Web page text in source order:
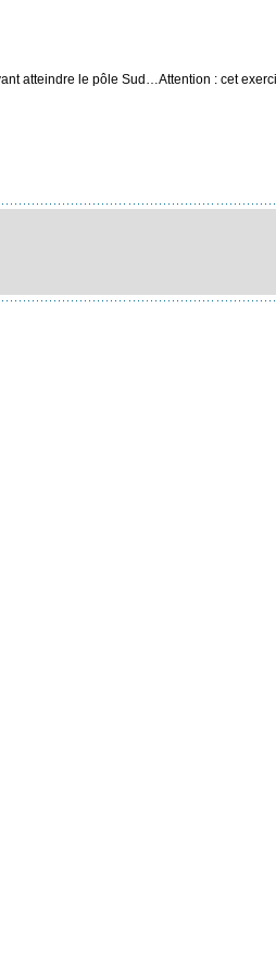
atteindre le pôle Sud…Attention : cet